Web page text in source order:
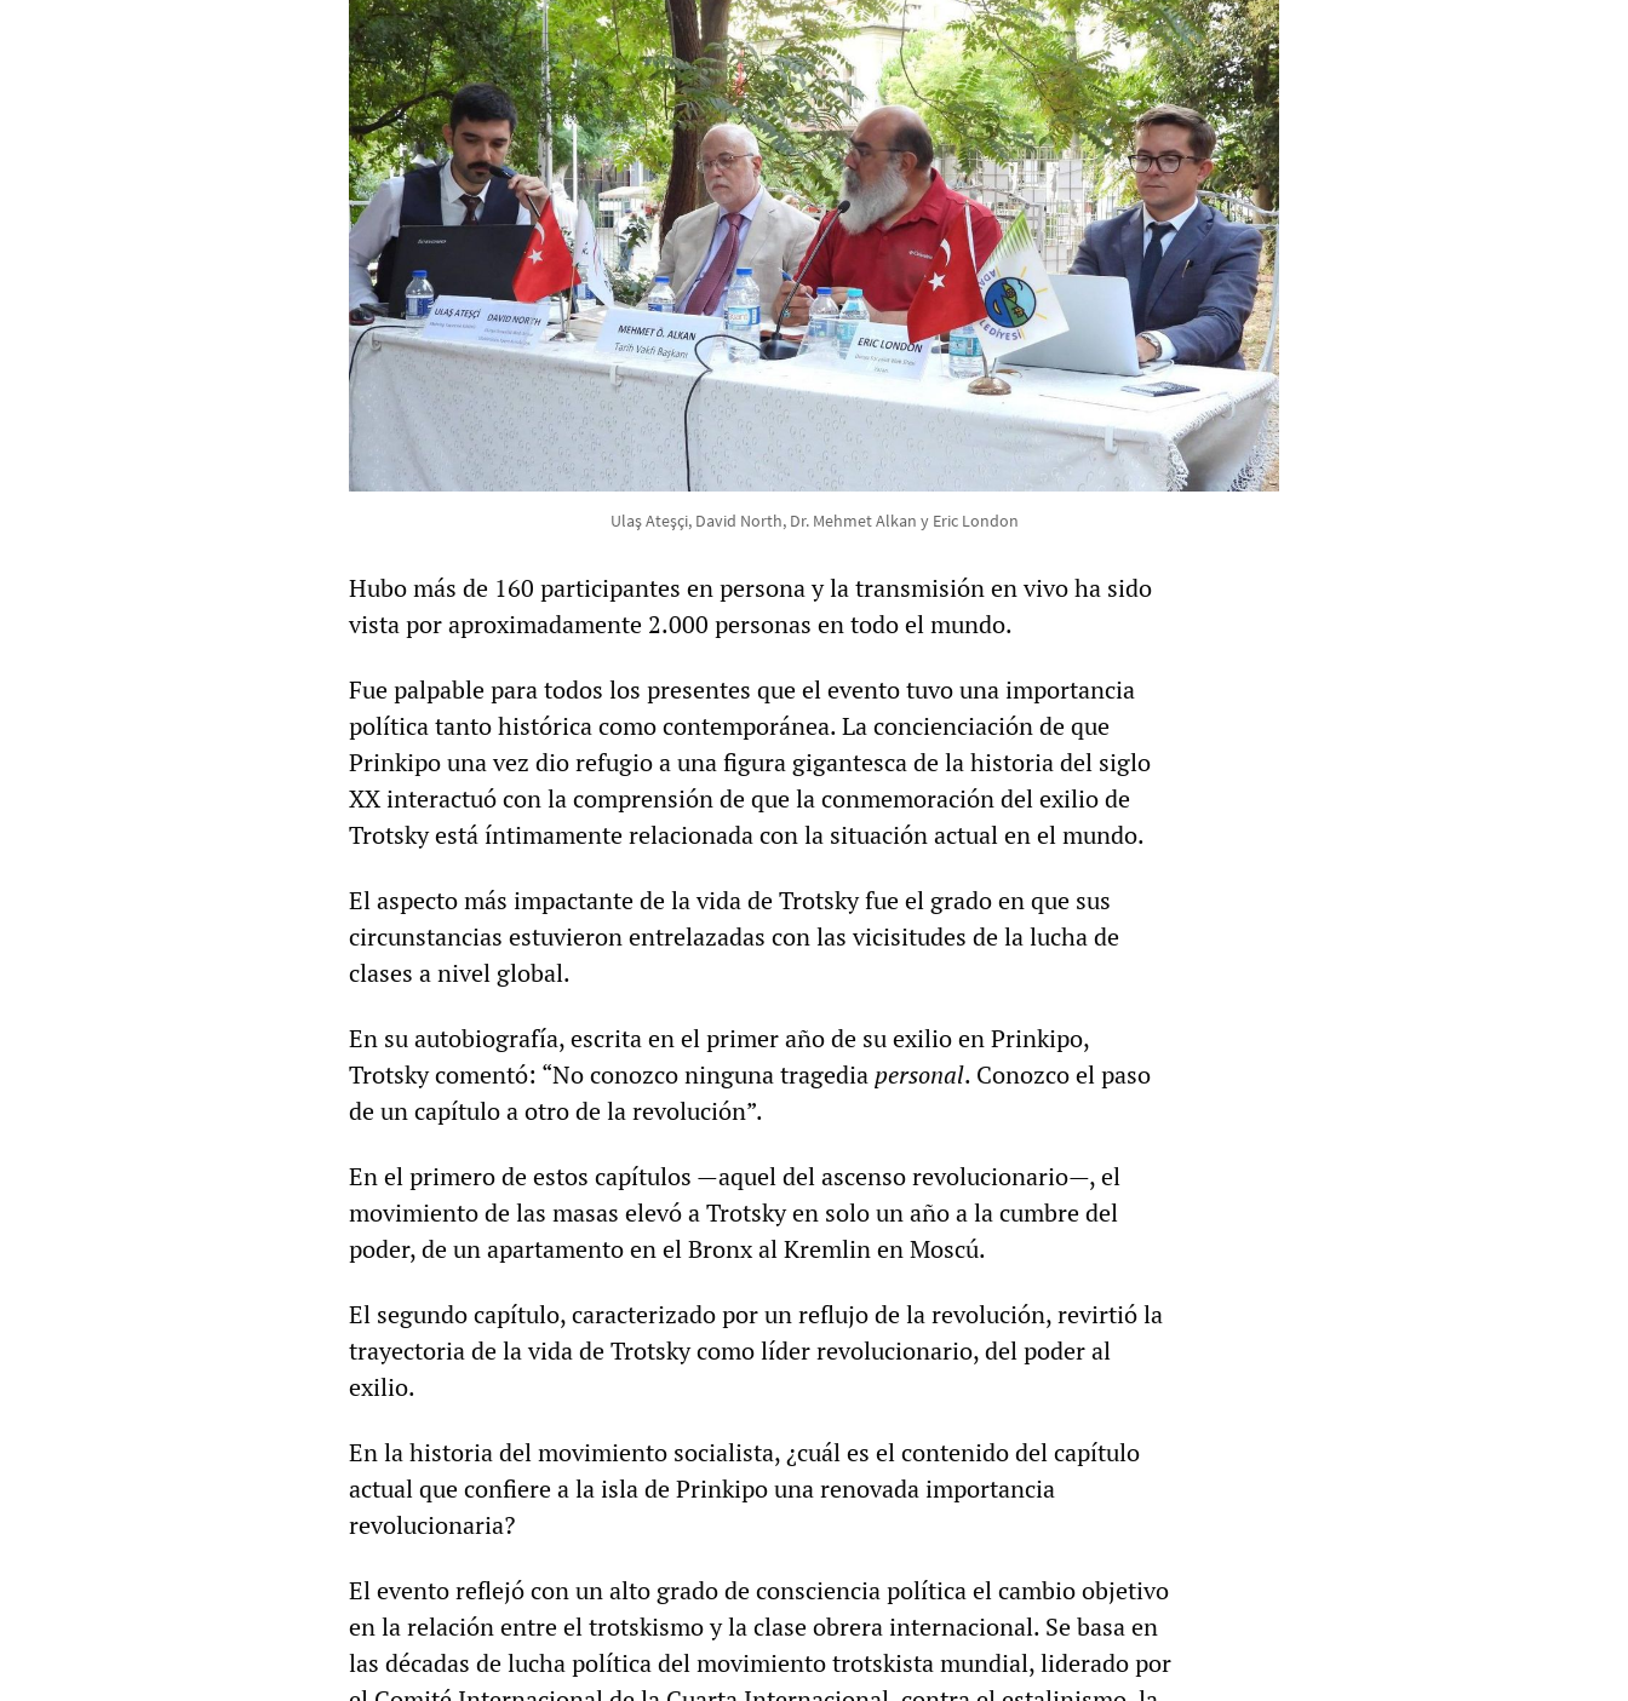
Ulaş Ateşçi, David North, Dr. Mehmet Alkan y Eric London
Hubo más de 160 participantes en persona y la transmisión en vivo ha sido
vista por aproximadamente 2.000 personas en todo el mundo.
Fue palpable para todos los presentes que el evento tuvo una importancia
política tanto histórica como contemporánea. La concienciación de que
Prinkipo una vez dio refugio a una figura gigantesca de la historia del siglo
XX interactuó con la comprensión de que la conmemoración del exilio de
Trotsky está íntimamente relacionada con la situación actual en el mundo.
El aspecto más impactante de la vida de Trotsky fue el grado en que sus
circunstancias estuvieron entrelazadas con las vicisitudes de la lucha de
clases a nivel global.
En su autobiografía, escrita en el primer año de su exilio en Prinkipo,
Trotsky comentó: “No conozco ninguna tragedia personal. Conozco el paso
de un capítulo a otro de la revolución”.
En el primero de estos capítulos —aquel del ascenso revolucionario—, el
movimiento de las masas elevó a Trotsky en solo un año a la cumbre del
poder, de un apartamento en el Bronx al Kremlin en Moscú.
El segundo capítulo, caracterizado por un reflujo de la revolución, revirtió la
trayectoria de la vida de Trotsky como líder revolucionario, del poder al
exilio.
En la historia del movimiento socialista, ¿cuál es el contenido del capítulo
actual que confiere a la isla de Prinkipo una renovada importancia
revolucionaria?
El evento reflejó con un alto grado de consciencia política el cambio objetivo
en la relación entre el trotskismo y la clase obrera internacional. Se basa en
las décadas de lucha política del movimiento trotskista mundial, liderado por